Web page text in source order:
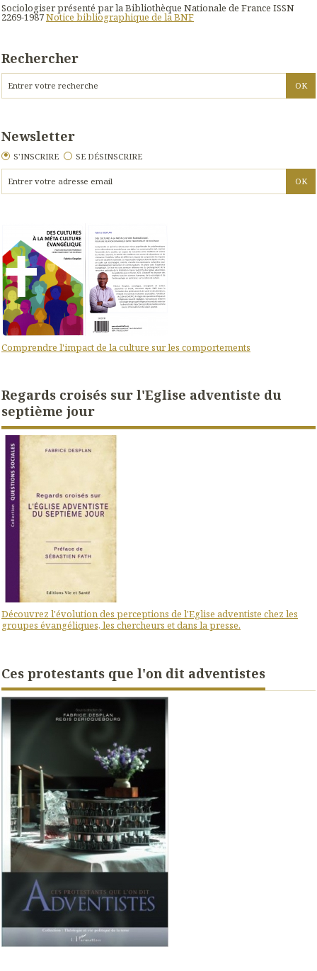
Sociologiser présenté par la Bibliothèque Nationale de France ISSN
2269-1987Notice bibliographique de la BNF
Rechercher
Newsletter
S'INSCRIRE SE DÉSINSCRIRE
Comprendre l'impact de la culture sur les comportements
Regards croisés sur l'Eglise adventiste du
septième jour
Découvrez l'évolution des perceptions de l'Eglise adventiste chez les
groupes évangéliques, les chercheurs et dans la presse.
Ces protestants que l'on dit adventistes